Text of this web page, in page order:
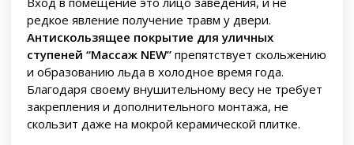
редкое явление получение травм у двери.
Антискользящее покрытие для уличных
ступеней “Массаж NEW”препятствует скольжению
и образованию льда в холодное время года.
Благодаря своему внушительному весу не требует
закрепления и дополнительного монтажа, не
скользит даже на мокрой керамической плитке.